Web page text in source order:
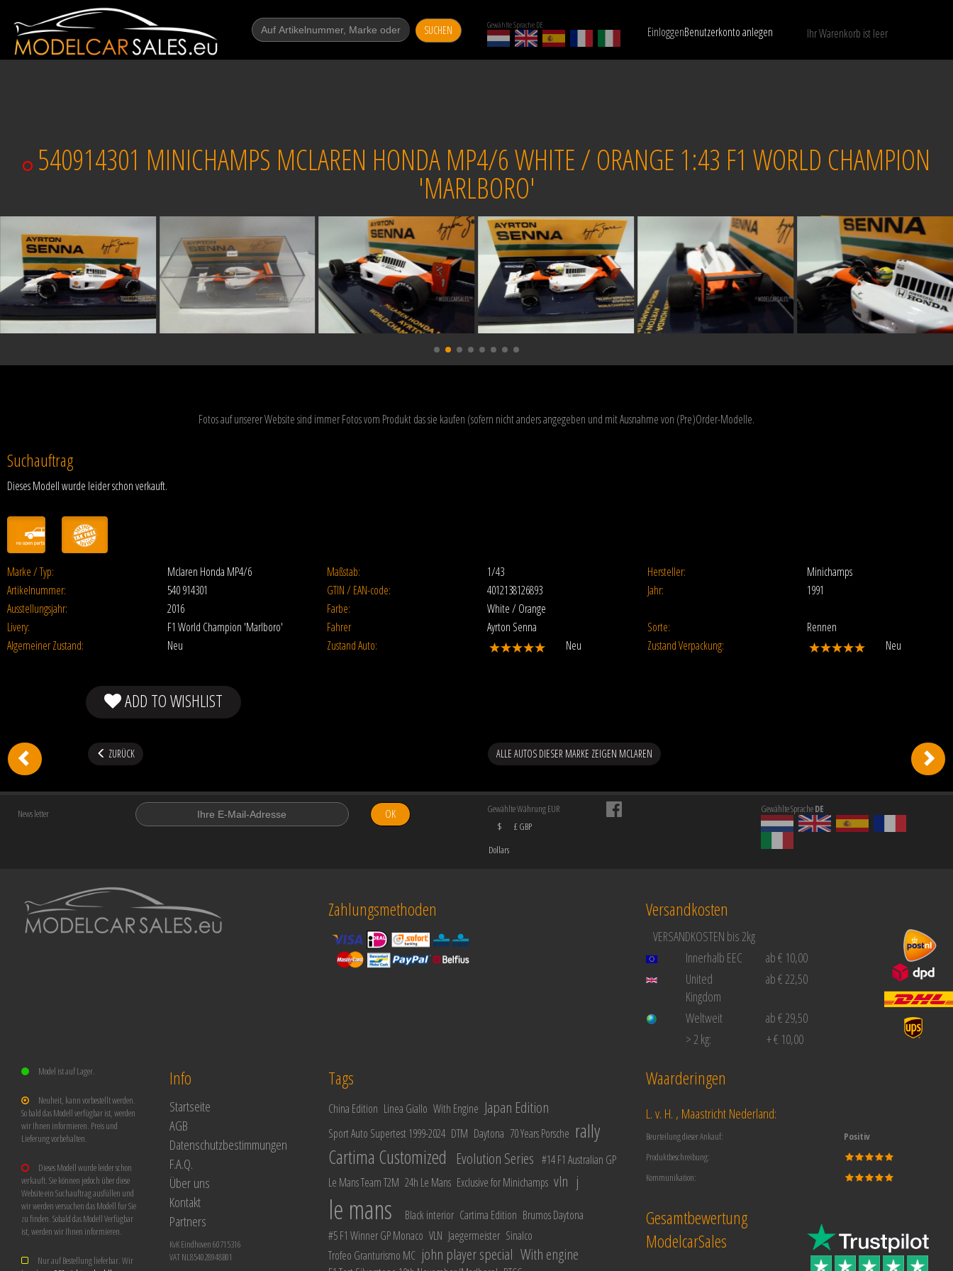
SUCHEN Gewählte Sprache DE EinloggenBenutzerkonto anlegen Ihr Warenkorb ist leer
Nur verfügbare Modelle anzeigen LÖSCHEN
540914301 MINICHAMPS MCLAREN HONDA MP4/6 WHITE / ORANGE 1:43 F1 WORLD CHAMPION
'MARLBORO'
Verkauft
Fotos auf unserer Website sind immer Fotos vom Produkt das sie kaufen (sofern nicht anders angegeben und mit Ausnahme von (Pre)Order-Modelle.
Suchauftrag
Dieses Modell wurde leider schon verkauft.
Marke / Typ: Mclaren Honda MP4/6 Maßstab: 1/43 Hersteller:
Minichamps
Artikelnummer:
540 914301 GTIN / EAN-code: 4012138126893 Jahr:
1991
Ausstellungsjahr:
2016 Farbe:
White / Orange
Livery:
F1 World Champion 'Marlboro' Fahrer Ayrton Senna Sorte:
Rennen
Algemeiner Zustand:
Neu Zustand Auto: Neu Zustand Verpackung: Neu
ADD TO WISHLIST
ZURÜCK ALLE AUTOS DIESER MARKE ZEIGEN MCLAREN
News letter OK
Gewählte Währung EUR
$
Dollars
£ GBP
Gewählte SpracheDE
Zahlungsmethoden Versandkosten
VERSANDKOSTEN bis 2kg
Innerhalb EEC
ab € 10,00
United
Kingdom
ab € 22,50
Weltweit
ab € 29,50
> 2 kg:
+ € 10,00
Model ist auf Lager.
Neuheit, kann vorbestellt werden.
So bald das Modell verfügbar ist, werden
wir Ihnen informieren. Preis und
Lieferung vorbehalten.
Dieses Modell wurde leider schon
verkauft. Sie können jedoch über diese
Website ein Suchauftrag ausfüllen und
wir werden versuchen das Modell fur Sie
zu finden. Sobald das Modell Verfügbar
ist, werden wir Ihnen informieren.
Nur auf Bestellung lieferbar. Wir
Info
Startseite
AGB
Datenschutzbestimmungen
F.A.Q.
Über uns
Kontakt
Partners
KvK Eindhoven 60715316
VAT NL854028948B01
Tags
China Edition Linea Giallo With Engine Japan Edition
Sport Auto Supertest 1999-2024 DTM Daytona 70 Years Porsche rally
Cartima Customized
Evolution Series #14 F1 Australian GP
Le Mans Team T2M 24h Le Mans Exclusive for Minichamps vln j
le mans Black interior Cartima Edition Brumos Daytona
#5 F1 Winner GP Monaco VLN Jaegermeister Sinalco
Trofeo Granturismo MC john player special With engine
Waarderingen
L. v. H. , Maastricht Nederland:
Beurteilung dieser Ankauf:
Positiv
Produktbeschreibung:
Kommunikation:
Gesamtbewertung
ModelcarSales